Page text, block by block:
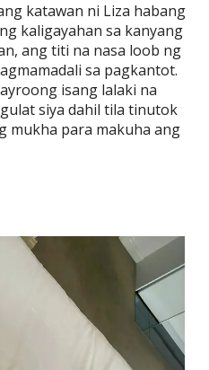
katawan ni Liza habang
kaligayahan sa kanyang
ang titi na nasa loob ng
sa pagkantot.
isang lalaki na
siya dahil tila tinutok
mukha para makuha ang